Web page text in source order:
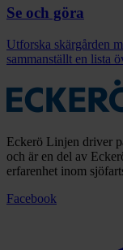
Se och göra
Utforska skärgården
sammanställt en lista
Eckerö Linjen driver
och är en del av
erfarenhet inom
Facebook